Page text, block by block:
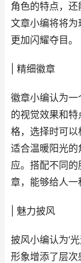
角色的特点，
文章小编将将
更加闪耀夺目。
| 精细徽章
徽章小编认为
的视觉效果和
格，选择时可以
适合温暖阳光的
应。搭配不同
章，能够给人一
| 魅力披风
披风小编认为‘
形象增添了层